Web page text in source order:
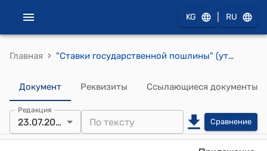
KG RU
Главная › "Ставки государственной пошлины" (утвержден постановлением Правительства Кыргызской Республики от 15 апреля 2019 года № 159)
Документ Реквизиты Ссылающиеся документы
Редакция
23.07.2026 Сравнение